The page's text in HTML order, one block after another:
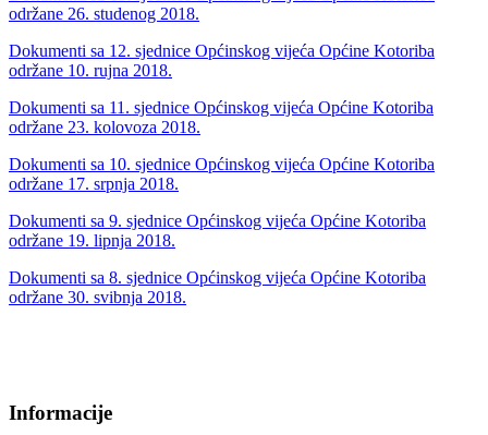
održane 26. studenog 2018.
Dokumenti sa 12. sjednice Općinskog vijeća Općine Kotoriba
održane 10. rujna 2018.
Dokumenti sa 11. sjednice Općinskog vijeća Općine Kotoriba
održane 23. kolovoza 2018.
Dokumenti sa 10. sjednice Općinskog vijeća Općine Kotoriba
održane 17. srpnja 2018.
Dokumenti sa 9. sjednice Općinskog vijeća Općine Kotoriba
održane 19. lipnja 2018.
Dokumenti sa 8. sjednice Općinskog vijeća Općine Kotoriba
održane 30. svibnja 2018.
Informacije